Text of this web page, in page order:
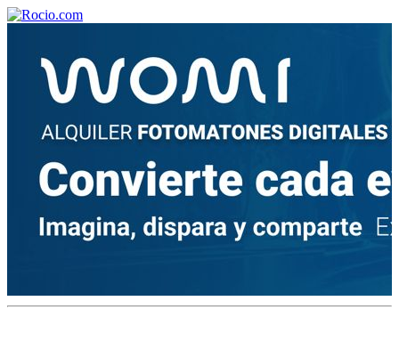
¡Bienvenido! Soy el asistente virtual de rocio.com.
¿En qué puedo ayudarte?